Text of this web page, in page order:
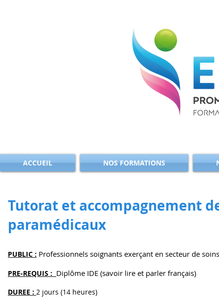
ACCUEIL NOS FORMATIONS
Tutorat et accompagnement
paramédicaux
PUBLIC : Professionnels soignants exerçant en secteur de soins
PRE-REQUIS : Diplôme IDE (savoir lire et parler français)
DUREE : 2 jours (14 heures)